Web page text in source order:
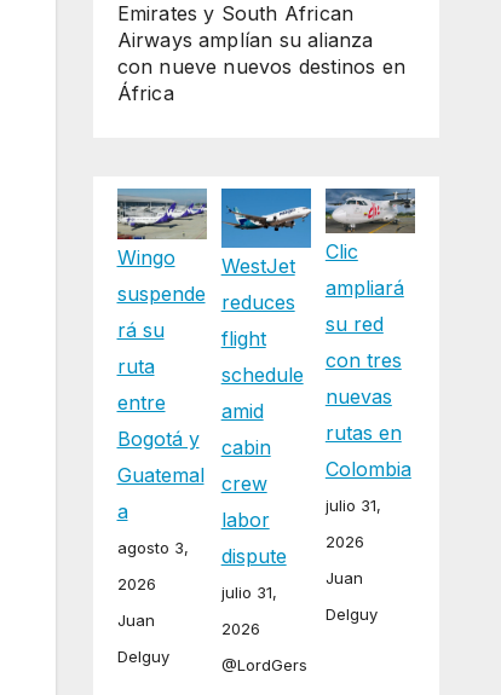
Emirates y South African
Airways amplían su alianza
con nueve nuevos destinos en
África
Wingo
suspende
rá su
ruta
entre
Bogotá y
Guatemal
a
agosto 3,
2026
Juan
Delguy
WestJet
reduces
flight
schedule
amid
cabin
crew
labor
dispute
julio 31,
2026
@LordGers
Clic
ampliará
su red
con tres
nuevas
rutas en
Colombia
julio 31,
2026
Juan
Delguy